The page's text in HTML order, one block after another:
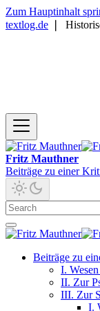
Zum Hauptinhalt
textlog.de
Fritz Mauthner
Beiträge zu einer
Beiträge zu
I.
II. Zur
III. Zur
I.